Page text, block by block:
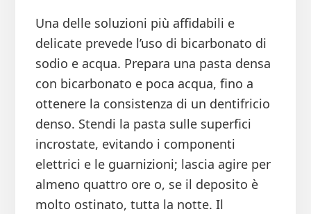
Una delle soluzioni più affidabili e
delicate prevede l’uso di bicarbonato di
sodio e acqua. Prepara una pasta densa
con bicarbonato e poca acqua, fino a
ottenere la consistenza di un dentifricio
denso. Stendi la pasta sulle superfici
incrostate, evitando i componenti
elettrici e le guarnizioni; lascia agire per
almeno quattro ore o, se il deposito è
molto ostinato, tutta la notte. Il